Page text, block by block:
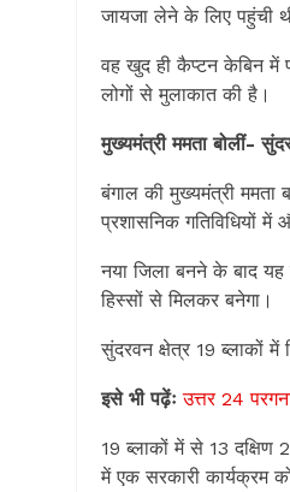
जायजा लेने के लिए पहुंची
वह खुद ही कैप्टन केबिन में
लोगों से मुलाकात की है।
मुख्यमंत्री ममता बोलीं-
बंगाल की मुख्यमंत्री ममता
प्रशासनिक गतिविधियों
नया जिला बनने के बाद यह
हिस्सों से मिलकर बनेगा।
सुंदरवन क्षेत्र 19 ब्लाकों
इसे भी पढ़ेंःउत्तर 24
19 ब्लाकों में से 13
में एक सरकारी कार्यक्रम